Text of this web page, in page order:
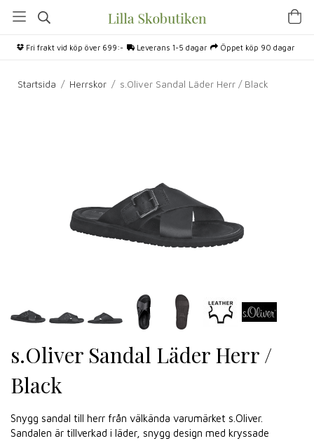
Fri frakt vid köp över 699:- Leverans 1-5 dagar Öppet köp 90 dagar
Startsida / Herrskor / s.Oliver Sandal Läder Herr / Black
s.Oliver Sandal Läder Herr /
Black
Snygg sandal till herr från välkända varumärket s.Oliver.
Sandalen är tillverkad i läder, snygg design med kryssade